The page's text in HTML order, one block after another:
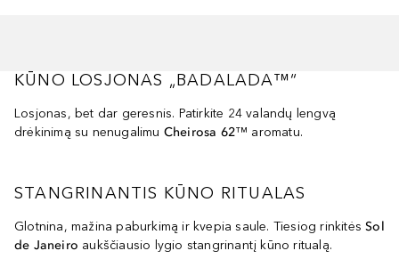
KŪNO LOSJONAS „BADALADA™“
Losjonas, bet dar geresnis. Patirkite 24 valandų lengvą
drėkinimą su nenugalimu Cheirosa 62™ aromatu.
STANGRINANTIS KŪNO RITUALAS
Glotnina, mažina paburkimą ir kvepia saule. Tiesiog rinkitėsSol
de Janeiro aukščiausio lygio stangrinantį kūno ritualą.